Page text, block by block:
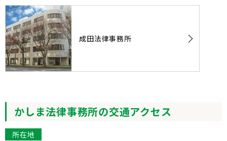
成田法律事務所
かしま法律事務所の交通アクセス
所在地